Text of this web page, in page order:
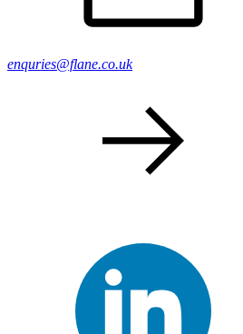
enquries@flane.co.uk